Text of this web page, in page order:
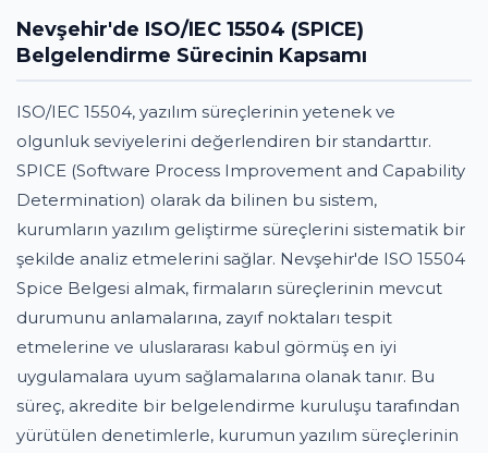
Nevşehir'de ISO/IEC 15504 (SPICE)
Belgelendirme Sürecinin Kapsamı
ISO/IEC 15504, yazılım süreçlerinin yetenek ve
olgunluk seviyelerini değerlendiren bir standarttır.
SPICE (Software Process Improvement and Capability
Determination) olarak da bilinen bu sistem,
kurumların yazılım geliştirme süreçlerini sistematik bir
şekilde analiz etmelerini sağlar. Nevşehir'de ISO 15504
Spice Belgesi almak, firmaların süreçlerinin mevcut
durumunu anlamalarına, zayıf noktaları tespit
etmelerine ve uluslararası kabul görmüş en iyi
uygulamalara uyum sağlamalarına olanak tanır. Bu
süreç, akredite bir belgelendirme kuruluşu tarafından
yürütülen denetimlerle, kurumun yazılım süreçlerinin